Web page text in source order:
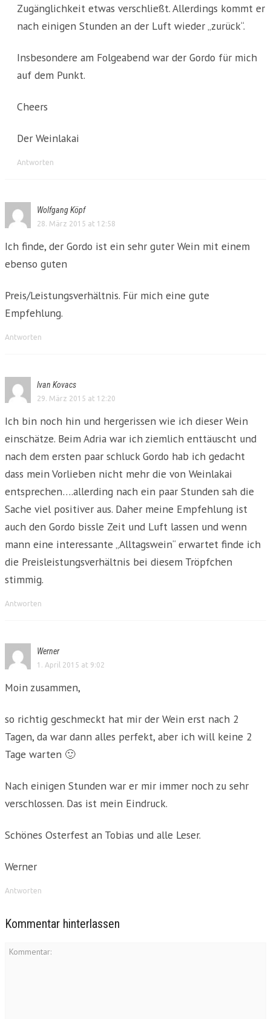
Zugänglichkeit etwas verschließt. Allerdings kommt er
nach einigen Stunden an der Luft wieder „zurück“.
Insbesondere am Folgeabend war der Gordo für mich
auf dem Punkt.
Cheers
Der Weinlakai
Antworten
Wolfgang Köpf
28. März 2015 at 12:58
Ich finde, der Gordo ist ein sehr guter Wein mit einem
ebenso guten
Preis/Leistungsverhältnis. Für mich eine gute
Empfehlung.
Antworten
Ivan Kovacs
29. März 2015 at 12:20
Ich bin noch hin und hergerissen wie ich dieser Wein
einschätze. Beim Adria war ich ziemlich enttäuscht und
nach dem ersten paar schluck Gordo hab ich gedacht
dass mein Vorlieben nicht mehr die von Weinlakai
entsprechen….allerding nach ein paar Stunden sah die
Sache viel positiver aus. Daher meine Empfehlung ist
auch den Gordo bissle Zeit und Luft lassen und wenn
mann eine interessante „Alltagswein“ erwartet finde ich
die Preisleistungsverhältnis bei diesem Tröpfchen
stimmig.
Antworten
Werner
1. April 2015 at 9:02
Moin zusammen,
so richtig geschmeckt hat mir der Wein erst nach 2
Tagen, da war dann alles perfekt, aber ich will keine 2
Tage warten 🙂
Nach einigen Stunden war er mir immer noch zu sehr
verschlossen. Das ist mein Eindruck.
Schönes Osterfest an Tobias und alle Leser.
Werner
Antworten
Kommentar hinterlassen